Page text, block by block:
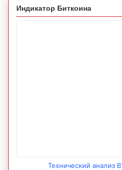
Индикатор Биткоина
Технический анализ